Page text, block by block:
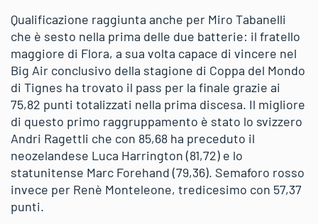
Qualificazione raggiunta anche per Miro Tabanelli
che è sesto nella prima delle due batterie: il fratello
maggiore di Flora, a sua volta capace di vincere nel
Big Air conclusivo della stagione di Coppa del Mondo
di Tignes ha trovato il pass per la finale grazie ai
75,82 punti totalizzati nella prima discesa. Il migliore
di questo primo raggruppamento è stato lo svizzero
Andri Ragettli che con 85,68 ha preceduto il
neozelandese Luca Harrington (81,72) e lo
statunitense Marc Forehand (79,36). Semaforo rosso
invece per Renè Monteleone, tredicesimo con 57,37
punti.